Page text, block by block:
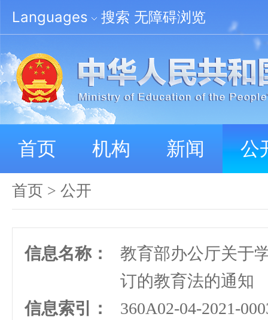
Languages 搜索 无障碍浏览
首页 机构 新闻 公
首页 > 公开
信息名称：
教育部办公厅关于
订的教育法的通知
信息索引：
360A02-04-2021-